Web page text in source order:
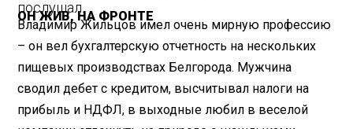
послушал.
ОН ЖИВ, НА ФРОНТЕ
Владимир Жильцов имел очень мирную профессию
– он вел бухгалтерскую отчетность на нескольких
пищевых производствах Белгорода. Мужчина
сводил дебет с кредитом, высчитывал налоги на
прибыль и НДФЛ, в выходные любил в веселой